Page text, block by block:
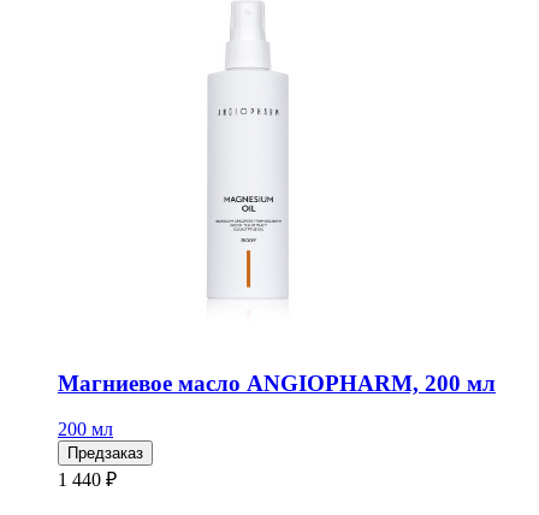
Магниевое масло ANGIOPHARM, 200 мл
200 мл
Предзаказ
1 440 ₽